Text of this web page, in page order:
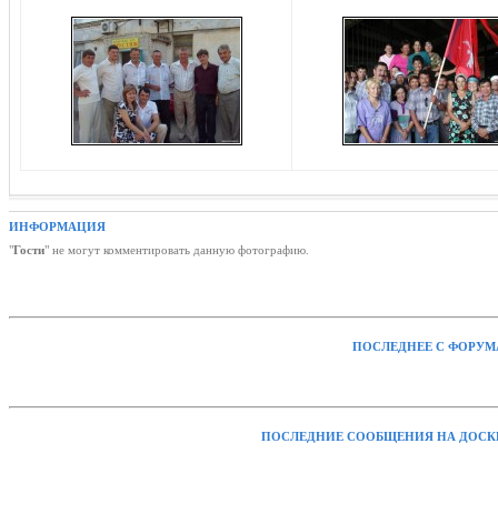
ИНФОРМАЦИЯ
"Гости" не могут комментировать данную фотографию.
ПОСЛЕДНЕЕ С
ПОСЛЕДНИЕ СООБЩЕНИЯ НА